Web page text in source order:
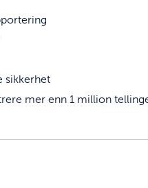
sikkerhet
mer enn 1 million